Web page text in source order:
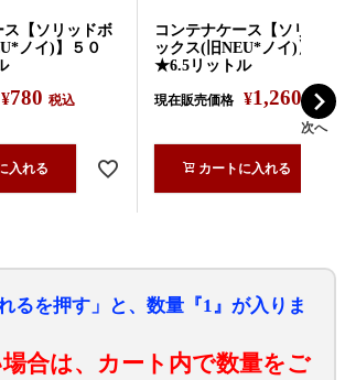
ス【ソリッドボ
ノイ)】５０
¥780 税込
入れる
コンテナケース【ソリッド
ックス(旧NEU*ノイ)】１
★6.5リットル
現在販売価格 ¥1,260 税込
カートに入れる
次へ
るを押す」と、数量『1』が入りま
合は、カート内で数量をご